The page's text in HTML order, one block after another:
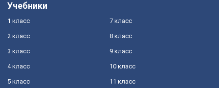
Учебники
1 класс
2 класс
3 класс
4 класс
5 класс
7 класс
8 класс
9 класс
10 класс
11 класс